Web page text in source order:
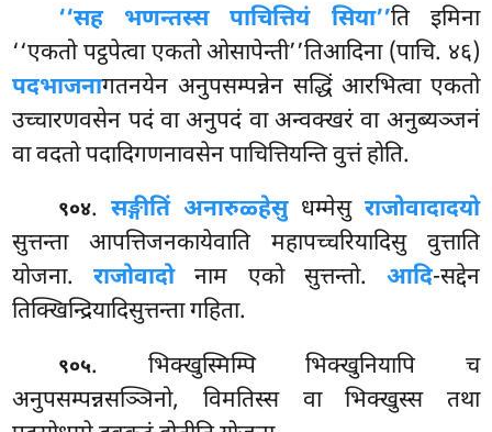
‘‘सह भणन्तस्स पाचित्तियं सिया’’ति इमिना
‘‘एकतो पट्ठपेत्वा एकतो ओसापेन्ती’’तिआदिना (पाचि. ४६)
पदभाजनागतनयेन अनुपसम्पन्नेन सद्धिं आरभित्वा एकतो
उच्चारणवसेन पदं वा अनुपदं वा अन्वक्खरं वा अनुब्यञ्जनं
वा वदतो पदादिगणनावसेन पाचित्तियन्ति वुत्तं होति.
९०४. सङ्गीतिं अनारुळ्हेसुधम्मेसु राजोवादादयो
सुत्तन्ता आपत्तिजनकायेवाति महापच्चरियादिसु वुत्ताति
योजना.राजोवादोनाम एको सुत्तन्तो. आदि-सद्देन
तिक्खिन्द्रियादिसुत्तन्ता गहिता.
९०५. भिक्खुस्मिम्पि भिक्खुनियापि च
अनुपसम्पन्नसञ्ञिनो, विमतिस्स वा भिक्खुस्स तथा